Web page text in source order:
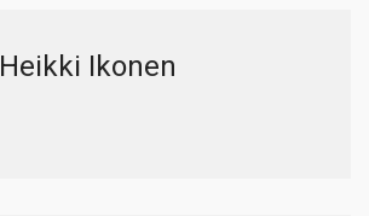
Heikki Ikonen